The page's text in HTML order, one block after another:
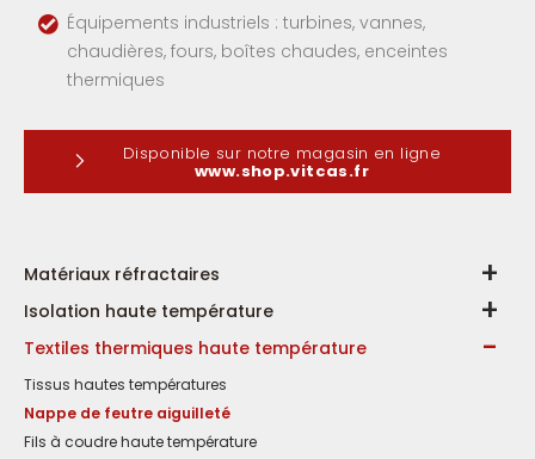
Équipements industriels : turbines, vannes,
chaudières, fours, boîtes chaudes, enceintes
thermiques
Disponible sur notre magasin en ligne
www.shop.vitcas.fr
Matériaux réfractaires
Isolation haute température
Textiles thermiques haute température
Tissus hautes températures
Nappe de feutre aiguilleté
Fils à coudre haute température